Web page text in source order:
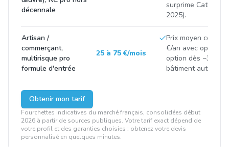
décennale
surprime CatNat
2025).
Artisan /
commerçant,
multirisque pro
formule d'entrée
25 à 75 €/mois
Prix moyen
€/an avec options
option dès ~300
bâtiment autour
Obtenir mon tarif
Fourchettes indicatives du marché français, consolidées début
2026 à partir de sources publiques. Votre tarif exact dépend de
votre profil et des garanties choisies : obtenez votre devis
personnalisé en quelques minutes.